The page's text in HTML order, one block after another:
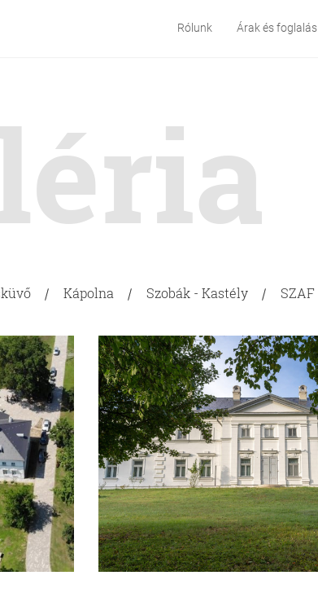
Rólunk Árak és foglalás
Kápolna Szobák - Kastély SZAF